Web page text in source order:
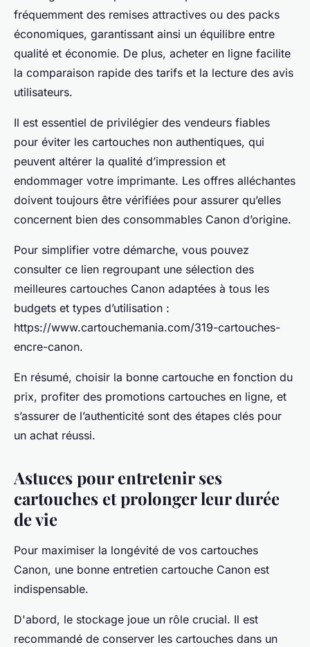
fréquemment des remises attractives ou des packs
économiques, garantissant ainsi un équilibre entre
qualité et économie. De plus, acheter en ligne facilite
la comparaison rapide des tarifs et la lecture des avis
utilisateurs.
Il est essentiel de privilégier des vendeurs fiables
pour éviter les cartouches non authentiques, qui
peuvent altérer la qualité d’impression et
endommager votre imprimante. Les offres alléchantes
doivent toujours être vérifiées pour assurer qu’elles
concernent bien des consommables Canon d’origine.
Pour simplifier votre démarche, vous pouvez
consulter ce lien regroupant une sélection des
meilleures cartouches Canon adaptées à tous les
budgets et types d’utilisation :
https://www.cartouchemania.com/319-cartouches-
encre-canon.
En résumé, choisir la bonne cartouche en fonction du
prix, profiter des promotions cartouches en ligne, et
s’assurer de l’authenticité sont des étapes clés pour
un achat réussi.
Astuces pour entretenir ses
cartouches et prolonger leur durée
de vie
Pour maximiser la longévité de vos cartouches
Canon, une bonne entretien cartouche Canon est
indispensable.
D'abord, le stockage joue un rôle crucial. Il est
recommandé de conserver les cartouches dans un